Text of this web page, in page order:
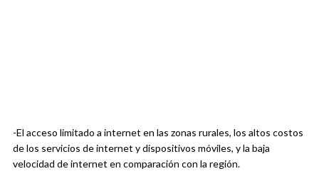
-El acceso limitado a internet en las zonas rurales, los altos costos
de los servicios de internet y dispositivos móviles, y la baja
velocidad de internet en comparación con la región.